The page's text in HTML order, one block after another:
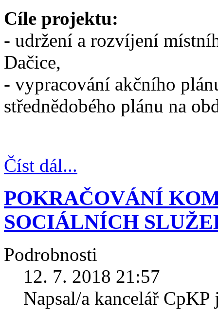
Cíle projektu:
- udržení a rozvíjení
Dačice,
- vypracování akčního
střednědobého plánu na
Číst dál...
POKRAČOVÁNÍ
SOCIÁLNÍCH
Podrobnosti
12. 7. 2018 21:57
Napsal/a kancelář